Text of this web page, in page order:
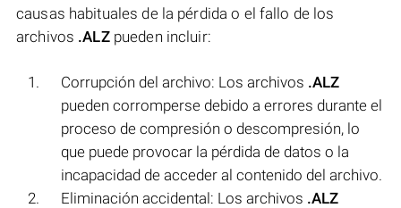
causas habituales de la pérdida o el fallo de los
archivos .ALZpueden incluir:
Corrupción del archivo: Los archivos .ALZ
pueden corromperse debido a errores durante el
proceso de compresión o descompresión, lo
que puede provocar la pérdida de datos o la
incapacidad de acceder al contenido del archivo.
Eliminación accidental: Los archivos .ALZ